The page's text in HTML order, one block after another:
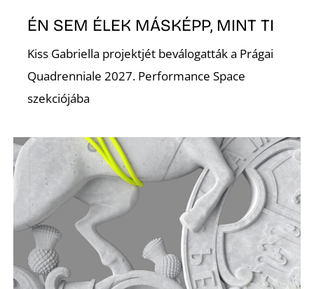
ÉN SEM ÉLEK MÁSKÉPP, MINT TI
Kiss Gabriella projektjét beválogatták a Prágai
Quadrenniale 2027. Performance Space
szekciójába